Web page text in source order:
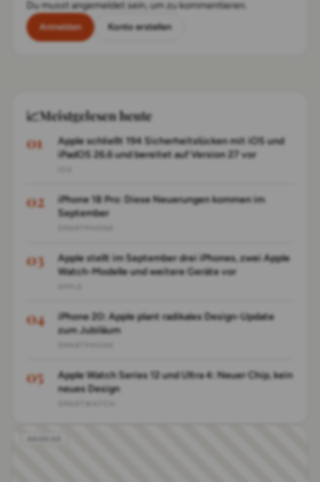
Du musst angemeldet sein, um zu kommentieren.
Anmelden Konto erstellen
📈Meistgelesen heute
Apple schließt 194 Sicherheitslücken mit iOS und
iPadOS 26.6 und bereitet auf Version 27 vor
iPhone 18 Pro: Diese Neuerungen kommen im
September
Apple stellt im September drei iPhones, zwei Apple
Watch-Modelle und weitere Geräte vor
iPhone 20: Apple plant radikales Design-Update
zum Jubiläum
Apple Watch Series 12 und Ultra 4: Neuer Chip, kein
neues Design